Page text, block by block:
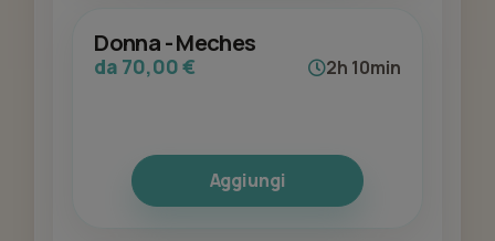
Donna - Meches
da 70,00 € 2h 10min
Aggiungi